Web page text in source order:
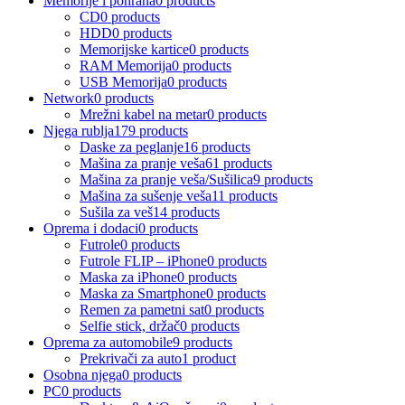
CD0 products
HDD0 products
Memorijske kartice0 products
RAM Memorija0 products
USB Memorija0 products
Network0 products
Mrežni kabel na metar0 products
Njega rublja179 products
Daske za peglanje16 products
Mašina za pranje veša61 products
Mašina za pranje veša/Sušilica9 products
Mašina za sušenje veša11 products
Sušila za veš14 products
Oprema i dodaci0 products
Futrole0 products
Futrole FLIP – iPhone0 products
Maska za iPhone0 products
Maska za Smartphone0 products
Remen za pametni sat0 products
Selfie stick, držač0 products
Oprema za automobile9 products
Prekrivači za auto1 product
Osobna njega0 products
PC0 products